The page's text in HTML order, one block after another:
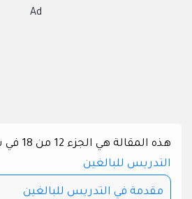
Ad
هذه المقالة هي الجزء 12 من 18 في سلسلة
التدريس للبالغين
مقدمة في التدريس للبالغين